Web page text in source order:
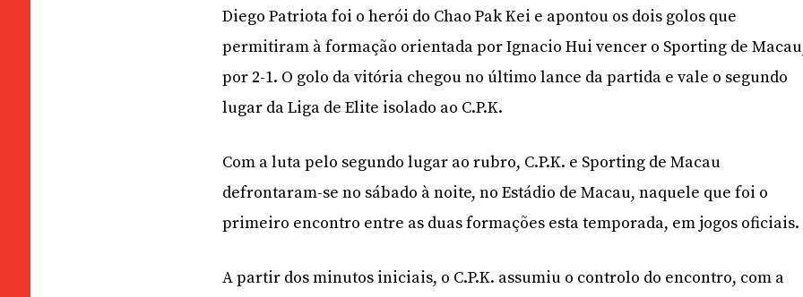
Diego Patriota foi o herói do Chao Pak Kei e apontou os dois golos que
permitiram à formação orientada por Ignacio Hui vencer o Sporting de
por 2-1. O golo da vitória chegou no último lance da partida e vale o segundo
lugar da Liga de Elite isolado ao C.P.K.
Com a luta pelo segundo lugar ao rubro, C.P.K. e Sporting de Macau
defrontaram-se no sábado à noite, no Estádio de Macau, naquele que foi o
primeiro encontro entre as duas formações esta temporada, em jogos oficiais.
A partir dos minutos iniciais, o C.P.K. assumiu o controlo do encontro, com a